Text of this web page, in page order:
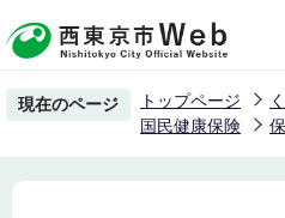
の
ー現在のページ トップページ
国民健康保険